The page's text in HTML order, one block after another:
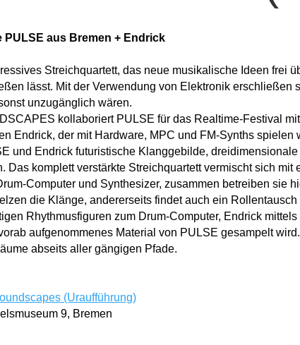
PULSE aus Bremen + Endrick
Streichquartett, das neue musikalische Ideen frei
lässt. Mit der Verwendung von Elektronik erschließen
unzugänglich wären.
kollaboriert PULSE für das Realtime-Festival
Endrick, der mit Hardware, MPC und FM-Synths spielen
und Endrick futuristische Klanggebilde,
Das komplett verstärkte Streichquartett vermischt sich mit
Computer und Synthesizer, zusammen betreiben sie
die Klänge, andererseits findet auch ein
Rhythmusfiguren zum Drum-Computer, Endrick
aufgenommenes Material von PULSE gesampelt
abseits aller gängigen Pfade.
(Uraufführung)
9, Bremen